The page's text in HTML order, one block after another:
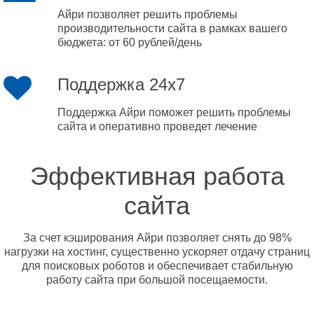
Айри позволяет решить проблемы
производительности сайта в рамках вашего
бюджета: от 60 рублей/день
Поддержка 24x7
Поддержка Айри поможет решить проблемы
сайта и оперативно проведет лечение
Эффективная работа
сайта
За счет кэширования Айри позволяет снять до 98%
нагрузки на хостинг, существенно ускоряет отдачу страниц
для поисковых роботов и обеспечивает стабильную
работу сайта при большой посещаемости.